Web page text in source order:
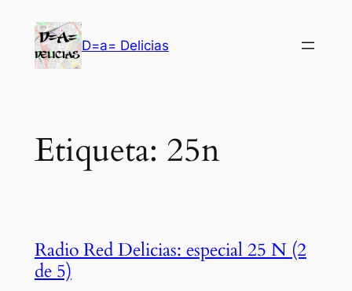
contenido
D=a= Delicias
Etiqueta: 25n
Radio Red Delicias: especial 25 N (2
de 5)